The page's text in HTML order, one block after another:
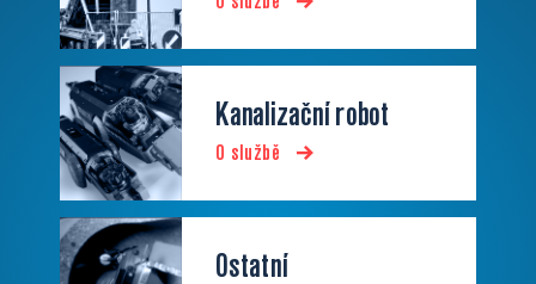
Kanalizační robot
O službě
Ostatní